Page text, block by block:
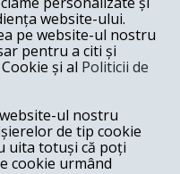
website-ului.
pe website-ul nostru
pentru a citi și
și al Politicii de
ul nostru
de tip cookie
uita totuși că poți
cookie urmând